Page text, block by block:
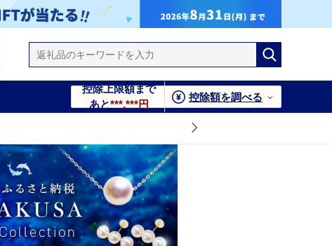
控除上限額まで
あと***,***円
控除額を調べる